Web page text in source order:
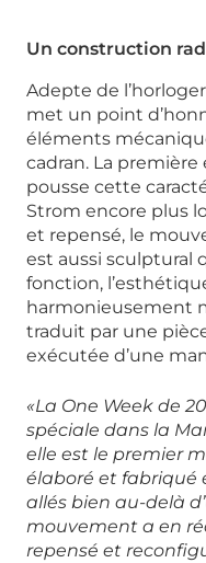
Un construction
Adepte de
met un point
éléments
cadran. La
pousse cette
Strom encore plus
et repensé, le
est aussi sculptural
fonction,
harmonieusement
traduit par une
exécutée d’une
«La One Week de
spéciale dans la
elle est le premier
élaboré et fabriqué
allés bien au-delà
mouvement a en
repensé et